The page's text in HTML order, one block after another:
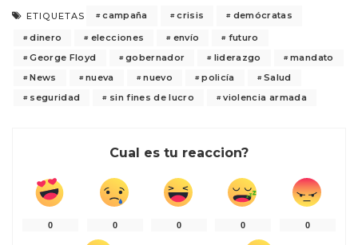
ETIQUETAS campaña crisis
demócratas
dinero
elecciones envío
futuro
George Floyd
gobernador liderazgo
mandato
News
nueva nuevo policía
Salud
seguridad
sin fines de lucro violencia armada
Cual es tu reaccion?
0 0 0 0 0